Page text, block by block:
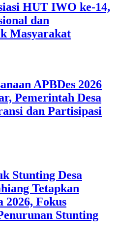
HUT IWO ke-14,
dan
Masyarakat
APBDes 2026
Pemerintah Desa
dan Partisipasi
Stunting Desa
Tetapkan
2026, Fokus
Stunting